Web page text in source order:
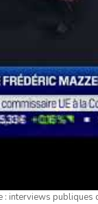
: interviews publiques